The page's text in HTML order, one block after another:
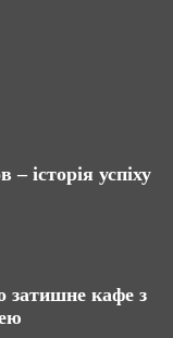
історія успіху
затишне кафе з